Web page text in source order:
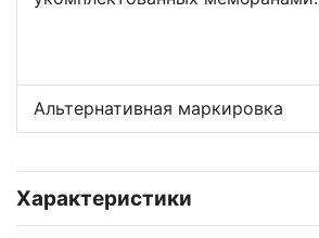
Альтернативная маркировка
Характеристики